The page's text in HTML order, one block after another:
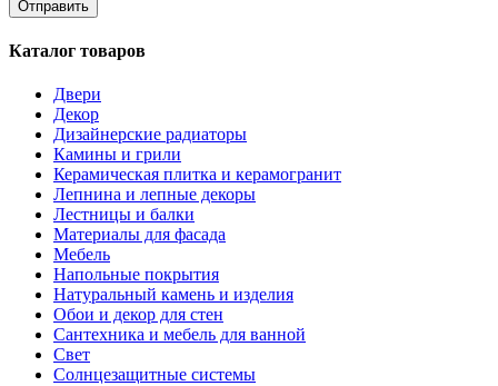
Каталог товаров
Двери
Декор
Дизайнерские радиаторы
Камины и грили
Керамическая плитка и керамогранит
Лепнина и лепные декоры
Лестницы и балки
Материалы для фасада
Мебель
Напольные покрытия
Натуральный камень и изделия
Обои и декор для стен
Сантехника и мебель для ванной
Свет
Солнцезащитные системы